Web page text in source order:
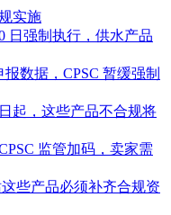
实施
日强制执行，供水产品
数据，CPSC 暂缓强制
起，这些产品不合规将
监管加码，卖家需
些产品必须补齐合规资